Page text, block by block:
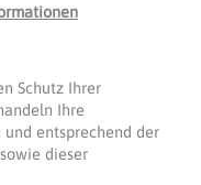
Schutz Ihrer
Ihre
entsprechend der
dieser